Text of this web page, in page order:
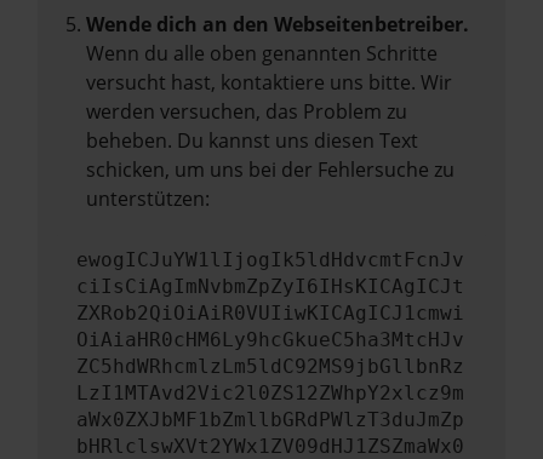
Wende dich an den Webseitenbetreiber.
Wenn du alle oben genannten Schritte
versucht hast, kontaktiere uns bitte. Wir
werden versuchen, das Problem zu
beheben. Du kannst uns diesen Text
schicken, um uns bei der Fehlersuche zu
unterstützen:
ewogICJuYW1lIjogIk5ldHdvcmtFcnJv
ciIsCiAgImNvbmZpZyI6IHsKICAgICJt
ZXRob2QiOiAiR0VUIiwKICAgICJ1cmwi
OiAiaHR0cHM6Ly9hcGkueC5ha3MtcHJv
ZC5hdWRhcmlzLm5ldC92MS9jbGllbnRz
LzI1MTAvd2Vic2l0ZS12ZWhpY2xlcz9m
aWx0ZXJbMF1bZmllbGRdPWlzT3duJmZp
bHRlclswXVt2YWx1ZV09dHJ1ZSZmaWx0